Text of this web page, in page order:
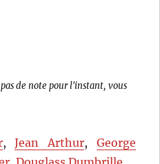
pas de note pour l'instant, vous
,Jean Arthur, George